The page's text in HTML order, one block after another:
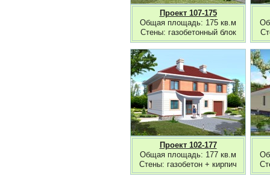
Проект 107-175
Общая площадь: 175 кв.м
Стены: газобетонный блок
Проект 102-177
Общая площадь: 177 кв.м
Стены: газобетон + кирпич